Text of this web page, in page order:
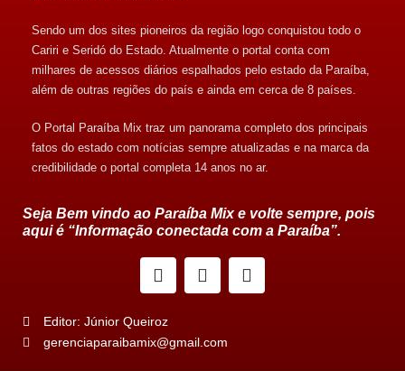
Sendo um dos sites pioneiros da região logo conquistou todo o
Cariri e Seridó do Estado. Atualmente o portal conta com
milhares de acessos diários espalhados pelo estado da Paraíba,
além de outras regiões do país e ainda em cerca de 8 países.
O Portal Paraíba Mix traz um panorama completo dos principais
fatos do estado com notícias sempre atualizadas e na marca da
credibilidade o portal completa 14 anos no ar.
Seja Bem vindo ao Paraíba Mix e volte sempre, pois
aqui é “Informação conectada com a Paraíba”.
Editor: Júnior Queiroz
gerenciaparaibamix@gmail.com